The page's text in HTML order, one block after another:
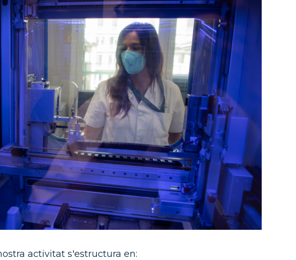
activitat s'estructura en: